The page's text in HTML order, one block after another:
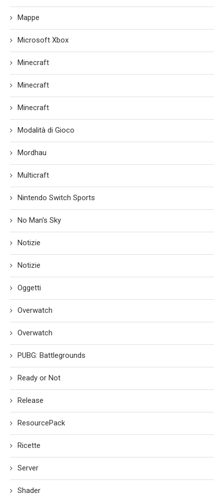
Mappe
Microsoft Xbox
Minecraft
Minecraft
Minecraft
Modalità di Gioco
Mordhau
Multicraft
Nintendo Switch Sports
No Man's Sky
Notizie
Notizie
Oggetti
Overwatch
Overwatch
PUBG: Battlegrounds
Ready or Not
Release
ResourcePack
Ricette
Server
Shader